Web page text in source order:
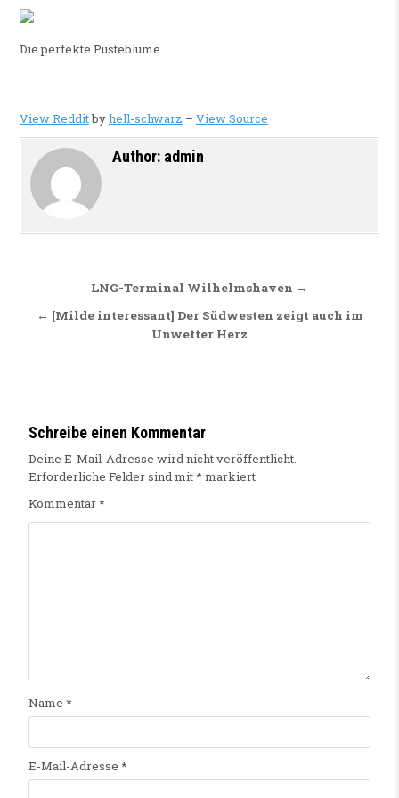
Die perfekte Pusteblume
View Redditbyhell-schwarz – View Source
Author: admin
Beitragsnavigation
LNG-Terminal Wilhelmshaven →
← [Milde interessant] Der Südwesten zeigt auch im
Unwetter Herz
Schreibe einen Kommentar
Deine E-Mail-Adresse wird nicht veröffentlicht.
Erforderliche Felder sind mit* markiert
Kommentar*
Name *
E-Mail-Adresse *